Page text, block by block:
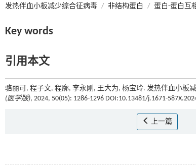
发热伴血小板减少综合征病毒 / 非结构蛋白 / 蛋白-蛋白互
Key words
引用本文
骆丽可, 程子文, 程廓, 李永刚, 王大为, 杨宝玲. 发热伴血小板
(医学版), 2024, 50(05): 1286-1296 DOI:10.13481/j.1671-
上一篇